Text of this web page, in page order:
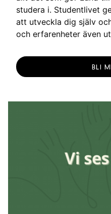
studera i. Studentlivet
att utveckla dig själv
och erfarenheter även
BLI